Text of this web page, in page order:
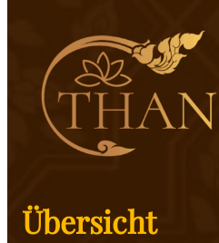
Übersicht